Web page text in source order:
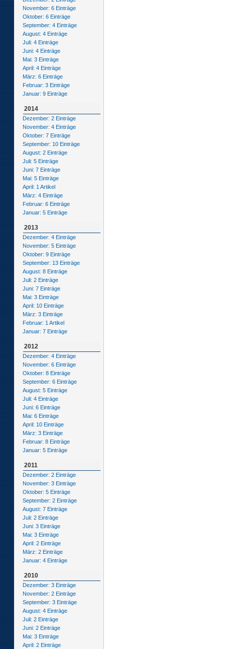
November: 6 Einträge
Oktober: 6 Einträge
September: 4 Einträge
August: 4 Einträge
Juli: 4 Einträge
Juni: 4 Einträge
Mai: 3 Einträge
April: 4 Einträge
März: 6 Einträge
Februar: 3 Einträge
Januar: 9 Einträge
2014
Dezember: 2 Einträge
November: 4 Einträge
Oktober: 7 Einträge
September: 10 Einträge
August: 2 Einträge
Juli: 5 Einträge
Juni: 7 Einträge
Mai: 5 Einträge
April: 1 Artikel
März: 4 Einträge
Februar: 6 Einträge
Januar: 5 Einträge
2013
Dezember: 4 Einträge
November: 5 Einträge
Oktober: 9 Einträge
September: 13 Einträge
August: 8 Einträge
Juli: 2 Einträge
Juni: 7 Einträge
Mai: 3 Einträge
April: 10 Einträge
März: 3 Einträge
Februar: 1 Artikel
Januar: 7 Einträge
2012
Dezember: 4 Einträge
November: 6 Einträge
Oktober: 8 Einträge
September: 6 Einträge
August: 5 Einträge
Juli: 4 Einträge
Juni: 6 Einträge
Mai: 6 Einträge
April: 10 Einträge
März: 3 Einträge
Februar: 8 Einträge
Januar: 5 Einträge
2011
Dezember: 2 Einträge
November: 3 Einträge
Oktober: 5 Einträge
September: 2 Einträge
August: 7 Einträge
Juli: 2 Einträge
Juni: 3 Einträge
Mai: 3 Einträge
April: 2 Einträge
März: 2 Einträge
Januar: 4 Einträge
2010
Dezember: 3 Einträge
November: 2 Einträge
September: 3 Einträge
August: 4 Einträge
Juli: 2 Einträge
Juni: 2 Einträge
Mai: 3 Einträge
April: 2 Einträge